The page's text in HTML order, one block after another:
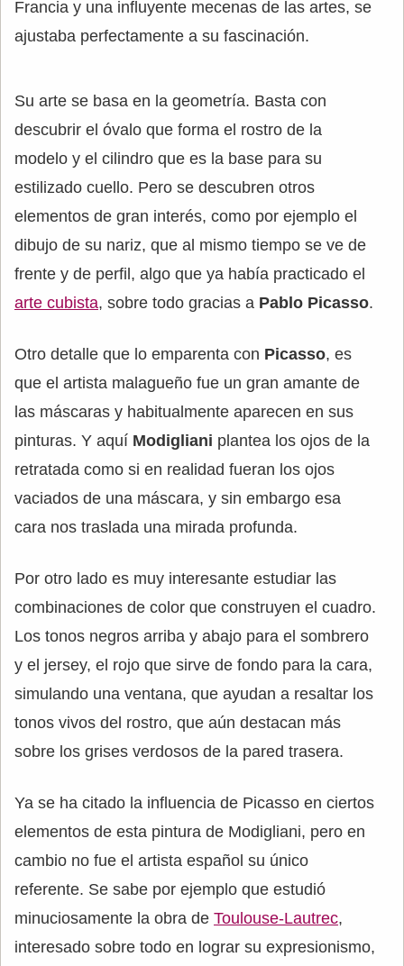
Francia y una influyente mecenas de las artes, se
ajustaba perfectamente a su fascinación.
Su arte se basa en la geometría. Basta con
descubrir el óvalo que forma el rostro de la
modelo y el cilindro que es la base para su
estilizado cuello. Pero se descubren otros
elementos de gran interés, como por ejemplo el
dibujo de su nariz, que al mismo tiempo se ve de
frente y de perfil, algo que ya había practicado el
arte cubista, sobre todo gracias a Pablo Picasso.
Otro detalle que lo emparenta con Picasso, es
que el artista malagueño fue un gran amante de
las máscaras y habitualmente aparecen en sus
pinturas. Y aquí Modigliani plantea los ojos de la
retratada como si en realidad fueran los ojos
vaciados de una máscara, y sin embargo esa
cara nos traslada una mirada profunda.
Por otro lado es muy interesante estudiar las
combinaciones de color que construyen el cuadro.
Los tonos negros arriba y abajo para el sombrero
y el jersey, el rojo que sirve de fondo para la cara,
simulando una ventana, que ayudan a resaltar los
tonos vivos del rostro, que aún destacan más
sobre los grises verdosos de la pared trasera.
Ya se ha citado la influencia de Picasso en ciertos
elementos de esta pintura de Modigliani, pero en
cambio no fue el artista español su único
referente. Se sabe por ejemplo que estudió
minuciosamente la obra de Toulouse-Lautrec,
interesado sobre todo en lograr su expresionismo,